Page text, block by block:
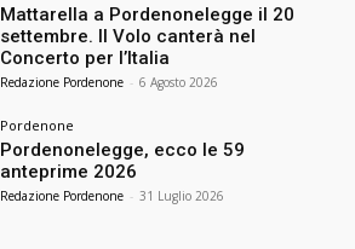
Mattarella a Pordenonelegge il 20
settembre. Il Volo canterà nel
Concerto per l’Italia
Redazione Pordenone - 6 Agosto 2026
Pordenone
Pordenonelegge, ecco le 59
anteprime 2026
Redazione Pordenone - 31 Luglio 2026